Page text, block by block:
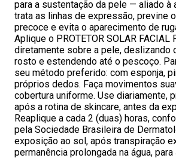
para a sustentação da pele — aliado à
trata as linhas de expressão, previne
precoce e evita o aparecimento de
Aplique o PROTETOR SOLAR FACIAL
diretamente sobre a pele, deslizando
rosto e estendendo até o pescoço.
seu método preferido: com esponja,
próprios dedos. Faça movimentos
cobertura uniforme. Use diariamente,
após a rotina de skincare, antes da
Reaplique a cada 2 (duas) horas,
pela Sociedade Brasileira de
exposição ao sol, após transpiração
permanência prolongada na água,